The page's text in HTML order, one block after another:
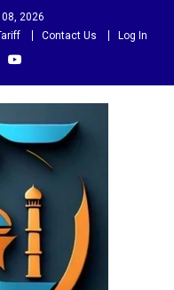
2026
Contact Us Log In